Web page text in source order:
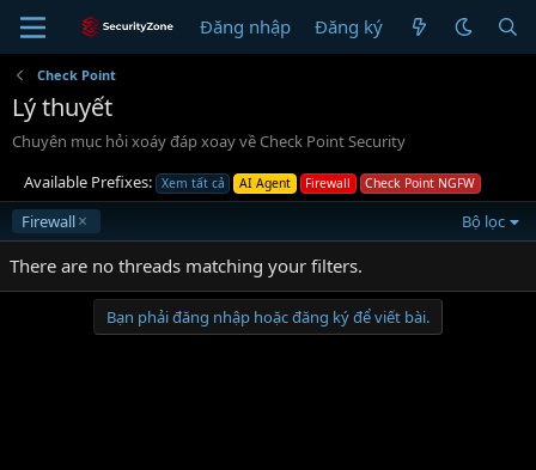
Đăng nhập Đăng ký
Check Point
Lý thuyết
Chuyên mục hỏi xoáy đáp xoay về Check Point Security
Available Prefixes: Xem tất cả AI Agent Firewall Check Point NGFW
Firewall Bộ lọc
There are no threads matching your filters.
Bạn phải đăng nhập hoặc đăng ký để viết bài.